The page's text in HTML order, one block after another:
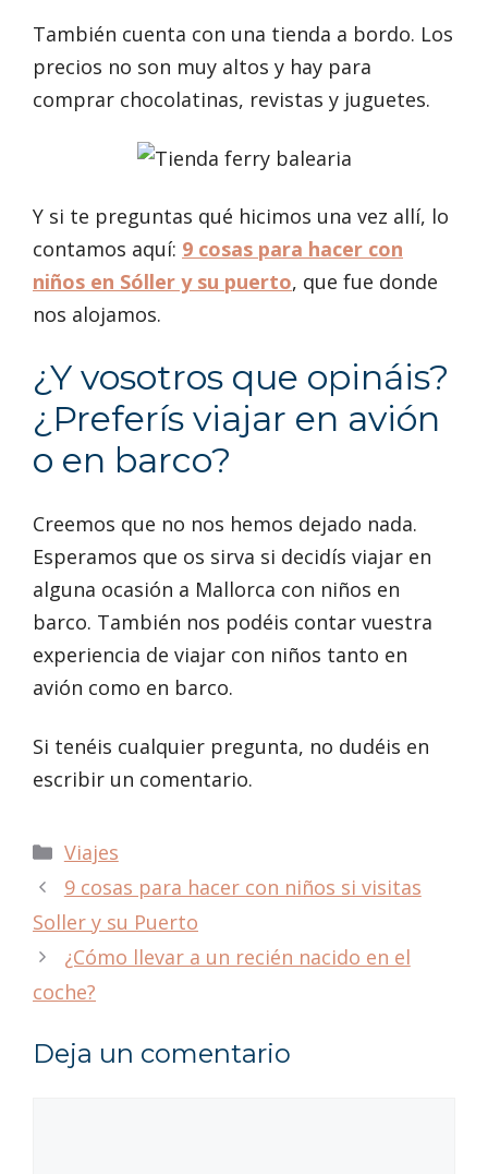
También cuenta con una tienda a bordo. Los
precios no son muy altos y hay para
comprar chocolatinas, revistas y juguetes.
Y si te preguntas qué hicimos una vez allí, lo
contamos aquí: 9 cosas para hacer con
niños en Sóller y su puerto, que fue donde
nos alojamos.
¿Y vosotros que opináis?
¿Preferís viajar en avión
o en barco?
Creemos que no nos hemos dejado nada.
Esperamos que os sirva si decidís viajar en
alguna ocasión a Mallorca con niños en
barco. También nos podéis contar vuestra
experiencia de viajar con niños tanto en
avión como en barco.
Si tenéis cualquier pregunta, no dudéis en
escribir un comentario.
Categorías
Viajes
9 cosas para hacer con niños si visitas
Soller y su Puerto
¿Cómo llevar a un recién nacido en el
coche?
Deja un comentario